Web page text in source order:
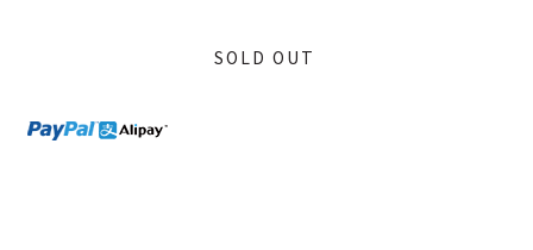
SOLD OUT